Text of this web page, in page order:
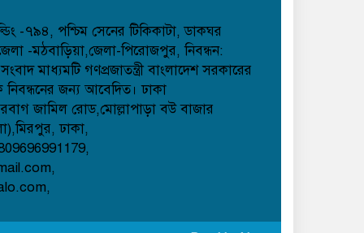
-৭৯৪, পশ্চিম সেনের টিকিকাটা, ডাকঘর
-মঠবাড়িয়া,জেলা-পিরোজপুর, নিবন্ধন:
মাধ্যমটি গণপ্রজাতন্ত্রী বাংলাদেশ সরকারের
নিবন্ধনের জন্য আবেদিত। ঢাকা
জামিল রোড,মোল্লাপাড়া বউ বাজার
ঢাকা,